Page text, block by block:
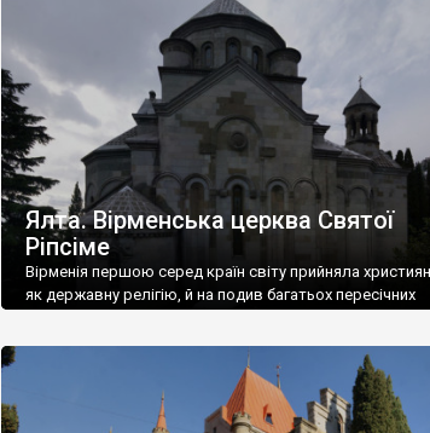
називаються «повстяками» (postaki)…” “Вино. Крим
виробляє відмінне вино і його вдосталь: воно все
легке біле і дуже […]
Ялта. Вірменська церква Святої
Ріпсіме
Вірменія першою серед країн світу прийняла
як державну релігію, й на подив багатьох пересічних